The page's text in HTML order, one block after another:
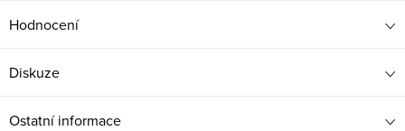
Hodnocení
Diskuze
Ostatní informace